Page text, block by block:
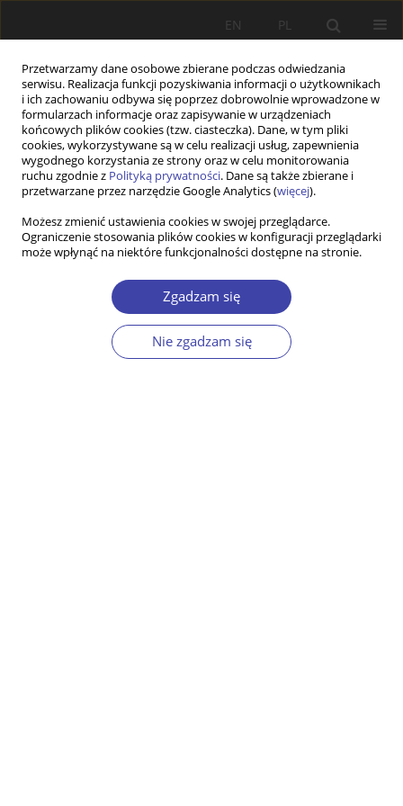
Przetwarzamy dane osobowe zbierane podczas odwiedzania
serwisu. Realizacja funkcji pozyskiwania informacji o użytkownikach
i ich zachowaniu odbywa się poprzez dobrowolnie wprowadzone w
formularzach informacje oraz zapisywanie w urządzeniach
końcowych plików cookies (tzw. ciasteczka). Dane, w tym pliki
cookies, wykorzystywane są w celu realizacji usług, zapewnienia
wygodnego korzystania ze strony oraz w celu monitorowania
ruchu zgodnie z Polityką prywatności. Dane są także zbierane i
przetwarzane przez narzędzie Google Analytics (więcej).
Możesz zmienić ustawienia cookies w swojej przeglądarce.
Ograniczenie stosowania plików cookies w konfiguracji przeglądarki
może wpłynąć na niektóre funkcjonalności dostępne na stronie.
Zgadzam się
Nie zgadzam się
PL
EN
2007 vol. 10
INNE
Habilitacje z zakresu polityki
społecznej zakończone w latach
2006–2007